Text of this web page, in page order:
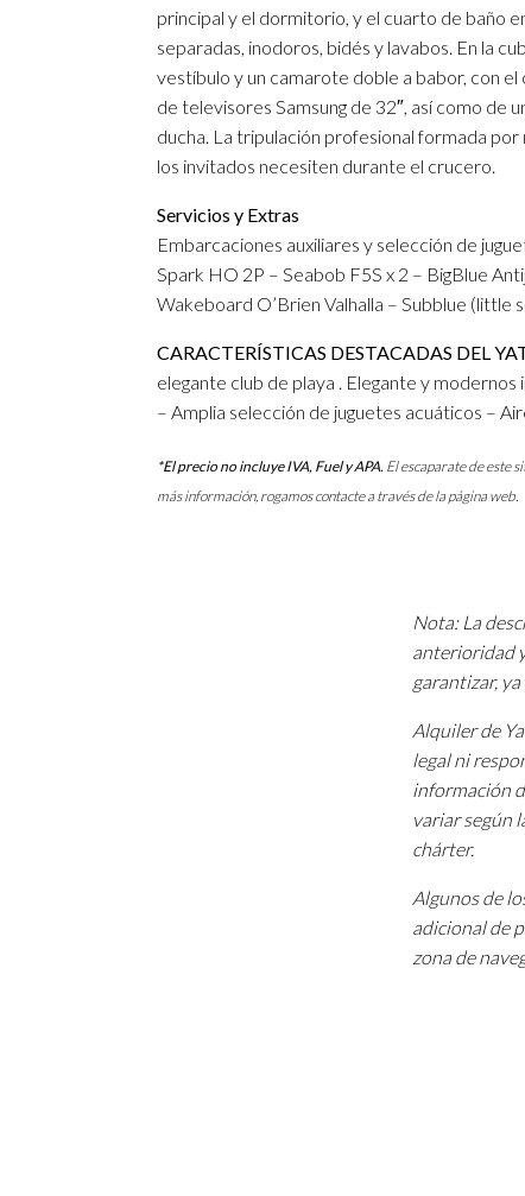
principal y el dormitorio, y el cuarto de baño
separadas, inodoros, bidés y lavabos. En la
vestíbulo y un camarote doble a babor, con
de televisores Samsung de 32″, así como de
ducha. La tripulación profesional formada
los invitados necesiten durante el crucero.
Servicios y Extras
Embarcaciones auxiliares y selección de
Spark HO 2P – Seabob F5S x 2 – BigBlue
Wakeboard O’Brien Valhalla – Subblue (little
CARACTERÍSTICAS DESTACADAS DEL
elegante club de playa . Elegante y
– Amplia selección de juguetes acuáticos –
*El precio no incluye IVA, Fuel y APA. El escaparate de este
más información, rogamos contacte a través de la página web.
Nota: La
anterioridad
garantizar,
Alquiler de
legal ni
información
variar según
chárter.
Algunos de
adicional de
zona de